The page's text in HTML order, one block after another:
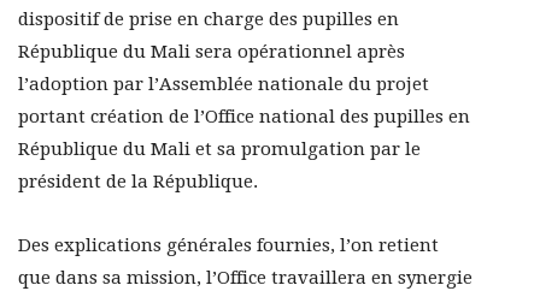
dispositif de prise en charge des pupilles en
République du Mali sera opérationnel après
l’adoption par l’Assemblée nationale du projet
portant création de l’Office national des pupilles en
République du Mali et sa promulgation par le
président de la République.
Des explications générales fournies, l’on retient
que dans sa mission, l’Office travaillera en synergie